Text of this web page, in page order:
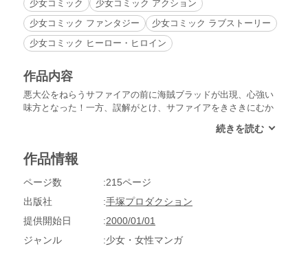
少女コミック
少女コミック アクション
少女コミック ファンタジー
少女コミック ラブストーリー
少女コミック ヒーロー・ヒロイン
作品内容
悪大公をねらうサファイアの前に海賊ブラッドが出現、心強い
味方となった！一方、誤解がとけ、サファイアをきさきにむか
作品情報
ページ数
215ページ
出版社
手塚プロダクション
提供開始日
2000/01/01
ジャンル
少女・女性マンガ